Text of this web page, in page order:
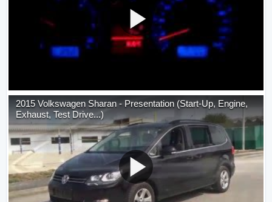
2015 Volkswagen Sharan - Presentation (Start-Up, Engine,
Exhaust, Test Drive...)